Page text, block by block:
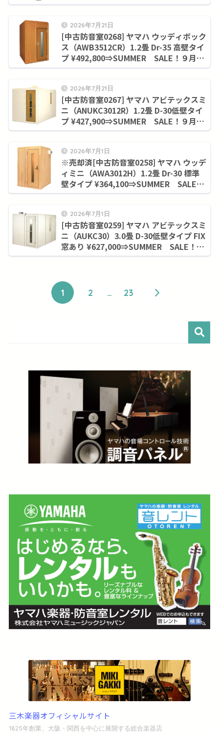
SALE！９月末まで¥1,155,000
2026年7月21日
[中古防音室0268] ヤマハ ウッディボック
ス（AWB3512CR）1.2畳 Dr-35 高壁タイ
プ ¥492,800⇒SUMMER SALE！９月末
まで¥420,200
2026年7月21日
[中古防音室0267] ヤマハ アビテックスミ
ニ（ANUKC3012R）1.2畳 D-30低壁タイ
プ ¥427,900⇒SUMMER SALE！９月末
まで¥352,000
2026年7月1日
※売却済[中古防音室0258] ヤマハ ウッデ
ィミニ（AWA3012H）1.2畳 Dr-30 標準
壁タイプ ¥364,100⇒SUMMER SALE！
９月末まで¥294,800
2026年7月1日
[中古防音室0259] ヤマハ アビテックスミ
ニ（AUKC30）3.0畳 D-30低壁タイプ FIX
窓あり ¥627,000⇒SUMMER SALE！９
月末まで¥563,200
1 2 … 23
三木楽器オフィシャルサイト
1825年創業、大阪・関西を中心に展開する総合楽器店